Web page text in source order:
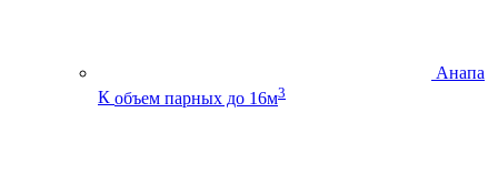
Анапа
К объем парных до 16м3